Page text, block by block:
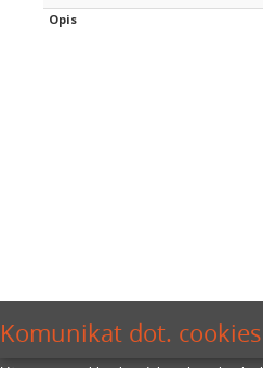
Komunikat dot. cookies
Opis